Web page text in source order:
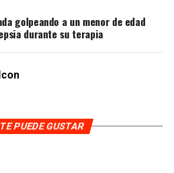
golpeando a un menor de edad
durante su terapia
TE PUEDE GUSTAR